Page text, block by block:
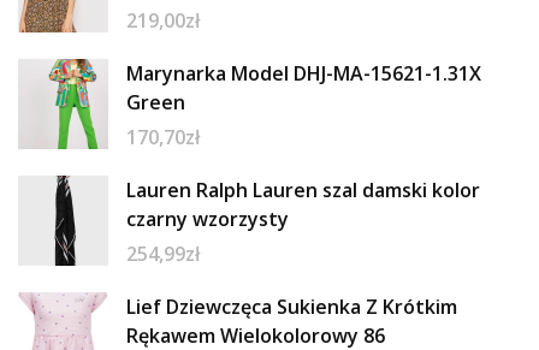
219,00zł
Marynarka Model DHJ-MA-15621-1.31X
Green
170,70zł
Lauren Ralph Lauren szal damski kolor
czarny wzorzysty
254,99zł
Lief Dziewczęca Sukienka Z Krótkim
Rękawem Wielokolorowy 86